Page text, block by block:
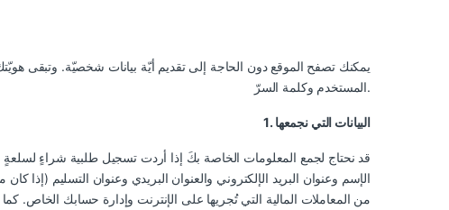
يمكنك تصفح الموقع دون الحاجة إلى تقديم أيّة بيانات شخصيّة. وتبقى
المستخدم وكلمة السرّ.
1. البيانات التي نجمعها
قد نحتاج لجمع المعلومات الخاصة بكَ إذا أردت تسجيل طلبية شراءٍ لسلعةٍ
الإسم وعنوان البريد الإلكتروني والعنوان البريدي وعنوان التسليم (إذا
من المعاملات المالية التي تُجريها على الإنترنت وإدارة حسابك الخاص.